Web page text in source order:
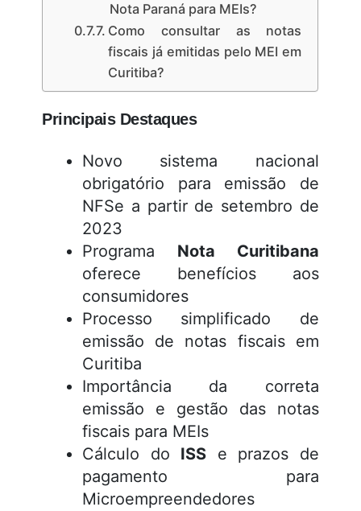
Nota Paraná para MEIs?
Como consultar as notas
fiscais já emitidas pelo MEI em
Curitiba?
Principais Destaques
Novo sistema nacional
obrigatório para emissão de
NFSe a partir de setembro de
2023
Programa Nota Curitibana
oferece benefícios aos
consumidores
Processo simplificado de
emissão de notas fiscais em
Curitiba
Importância da correta
emissão e gestão das notas
fiscais para MEIs
Cálculo do ISS e prazos de
pagamento para
Microempreendedores